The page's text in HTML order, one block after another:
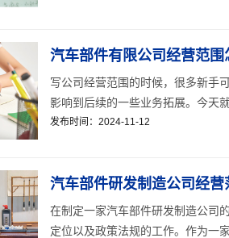
汽车部件有限公司经营范
写公司经营范围的时候，很多新手
影响到后续的一些业务拓展。今天
发布时间：2024-11-12
汽车部件研发制造公司经
在制定一家汽车部件研发制造公司
定位以及政策法规的工作。作为一